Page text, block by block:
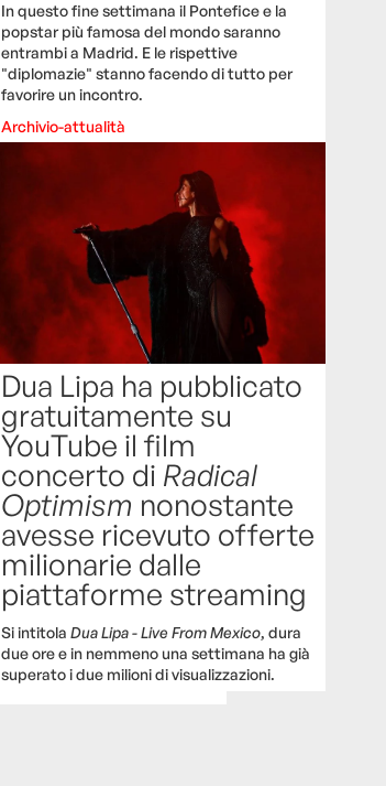
In questo fine settimana il Pontefice e la
popstar più famosa del mondo saranno
entrambi a Madrid. E le rispettive
"diplomazie" stanno facendo di tutto per
favorire un incontro.
Archivio-attualità
Dua Lipa ha pubblicato
gratuitamente su
YouTube il film
concerto di Radical
Optimism nonostante
avesse ricevuto offerte
milionarie dalle
piattaforme streaming
Si intitolaDua Lipa - Live From Mexico, dura
due ore e in nemmeno una settimana ha già
superato i due milioni di visualizzazioni.